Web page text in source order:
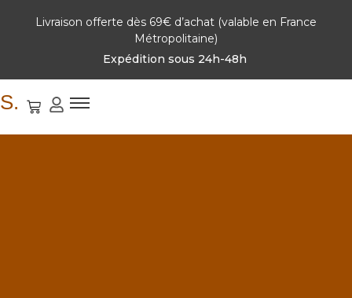
Livraison offerte dès 69€ d’achat (valable en France
Métropolitaine)
Expédition sous 24h-48h
S.